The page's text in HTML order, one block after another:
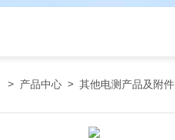
> 产品中心 > 其他电测产品及附件